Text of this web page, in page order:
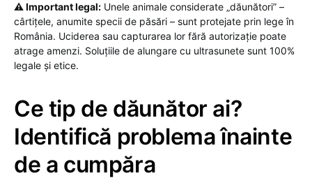
⚠️ Important legal: Unele animale considerate „dăunători” –
cârtițele, anumite specii de păsări – sunt protejate prin lege în
România. Uciderea sau capturarea lor fără autorizație poate
atrage amenzi. Soluțiile de alungare cu ultrasunete sunt 100%
legale și etice.
Ce tip de dăunător ai?
Identifică problema înainte
de a cumpăra